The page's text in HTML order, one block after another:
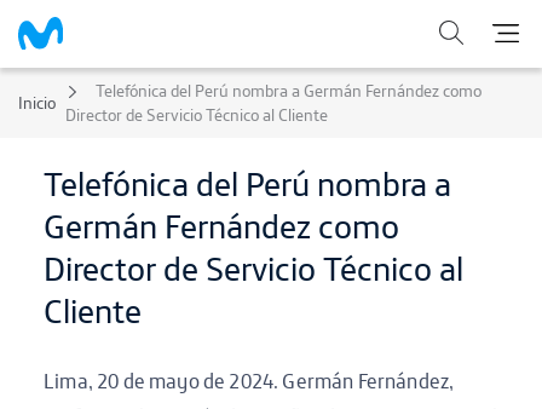
Inicio
Telefónica del Perú nombra a Germán Fernández como
Director de Servicio Técnico al Cliente
Telefónica del Perú nombra a
Germán Fernández como
Director de Servicio Técnico al
Cliente
Lima, 20 de mayo de 2024. Germán Fernández,